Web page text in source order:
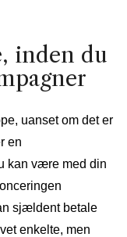
inden du
uanset om det er
en
kan være med din
sjældent betale
enkelte, men